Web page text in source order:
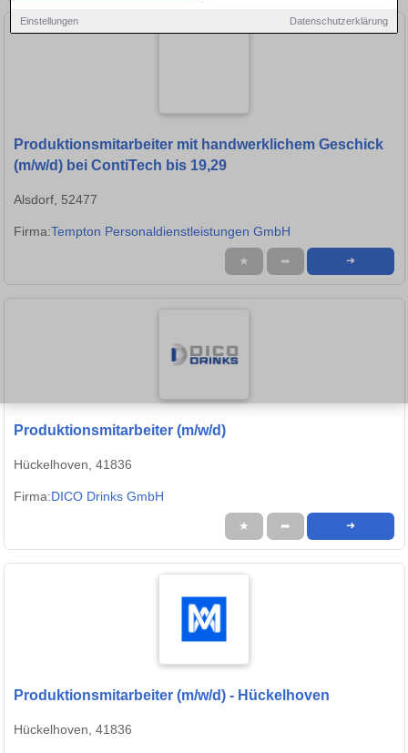
Einstellungen Datenschutzerklärung
Produktionsmitarbeiter mit handwerklichem Geschick
(m/w/d) bei ContiTech bis 19,29
Alsdorf, 52477
Firma:Tempton Personaldienstleistungen GmbH
★ ➦ ➜
Produktionsmitarbeiter (m/w/d)
Hückelhoven, 41836
Firma:DICO Drinks GmbH
★ ➦ ➜
Produktionsmitarbeiter (m/w/d) - Hückelhoven
Hückelhoven, 41836